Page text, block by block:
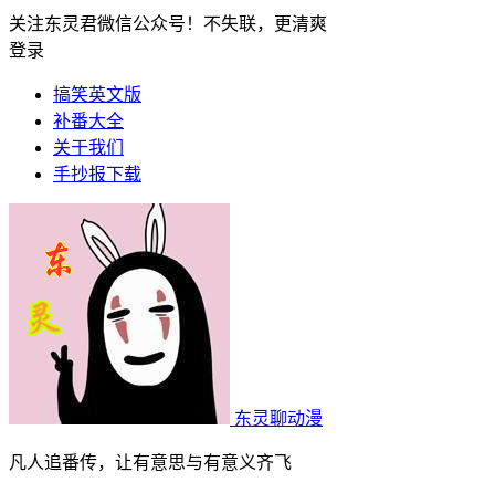
关注东灵君微信公众号！不失联，更清爽
登录
搞笑英文版
补番大全
关于我们
手抄报下载
东灵聊动漫
凡人追番传，让有意思与有意义齐飞